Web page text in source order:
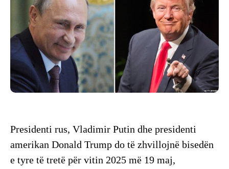
Presidenti rus, Vladimir Putin dhe presidenti
amerikan Donald Trump do të zhvillojnë bisedën
e tyre të tretë për vitin 2025 më 19 maj,